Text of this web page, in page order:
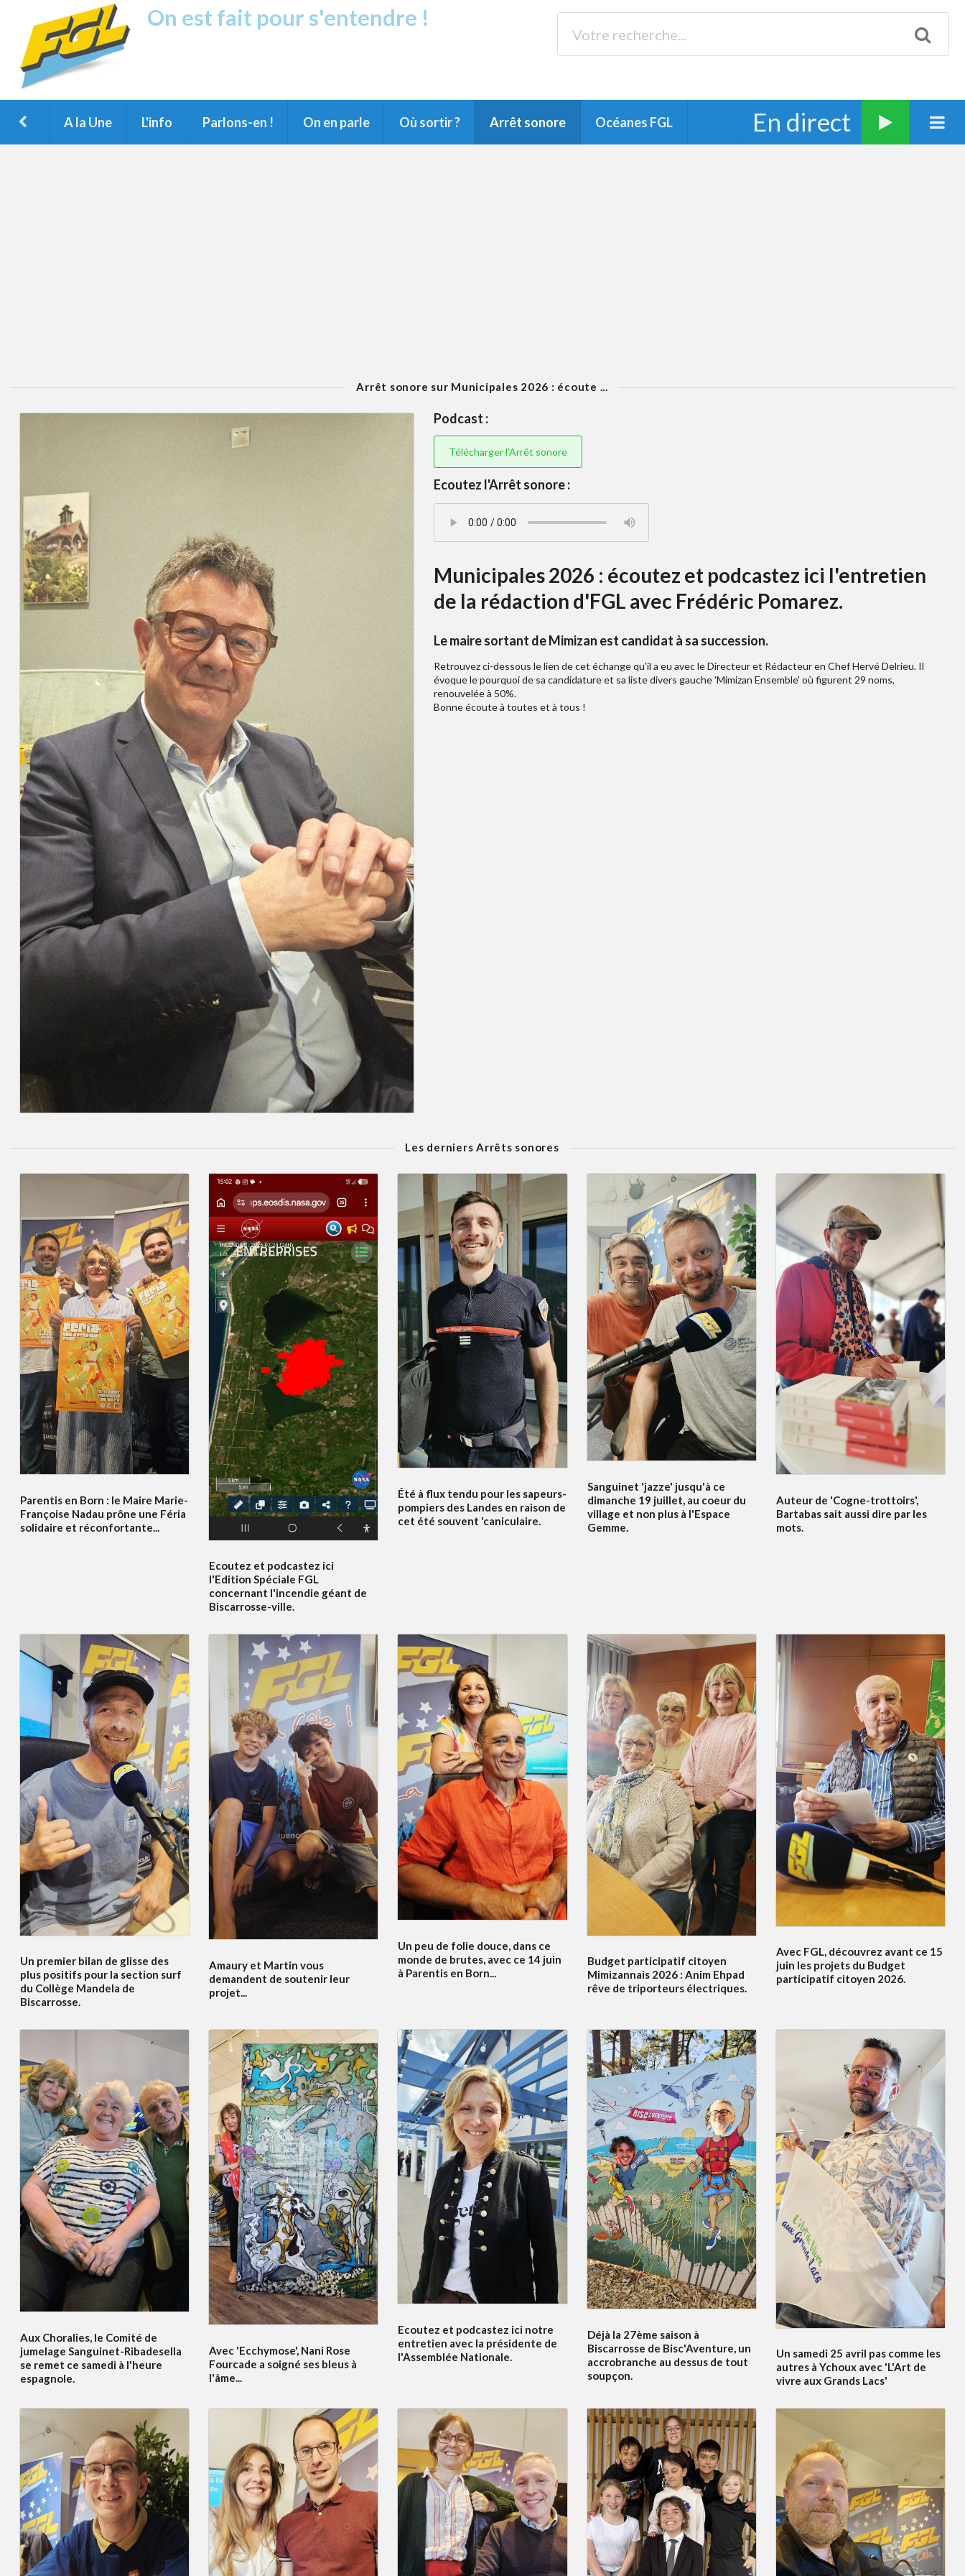
On est fait pour s'entendre !
A la Une L'info Parlons-en ! On en parle Où sortir ? Arrêt sonore Océanes FGL En direct
Arrêt sonore sur Municipales 2026 : écoute ...
Podcast :
Télécharger l'Arrêt sonore
Ecoutez l'Arrêt sonore :
Municipales 2026 : écoutez et podcastez ici l'entretien
de la rédaction d'FGL avec Frédéric Pomarez.
Le maire sortant de Mimizan est candidat à sa succession.
Retrouvez ci-dessous le lien de cet échange qu'il a eu avec le Directeur et Rédacteur en Chef Hervé Delrieu. Il
évoque le pourquoi de sa candidature et sa liste divers gauche 'Mimizan Ensemble' où figurent 29 noms,
renouvelée à 50%.
Bonne écoute à toutes et à tous !
Les derniers Arrêts sonores
Parentis en Born : le Maire Marie-
Françoise Nadau prône une Féria
solidaire et réconfortante...
Ecoutez et podcastez ici
l'Edition Spéciale FGL
concernant l'incendie géant de
Biscarrosse-ville.
Été à flux tendu pour les sapeurs-
pompiers des Landes en raison de
cet été souvent 'caniculaire.
Sanguinet 'jazze' jusqu'à ce
dimanche 19 juillet, au coeur du
village et non plus à l'Espace
Gemme.
Auteur de 'Cogne-trottoirs',
Bartabas sait aussi dire par les
mots.
Un premier bilan de glisse des
plus positifs pour la section surf
du Collège Mandela de
Biscarrosse.
Amaury et Martin vous
demandent de soutenir leur
projet...
Un peu de folie douce, dans ce
monde de brutes, avec ce 14 juin
à Parentis en Born...
Budget participatif citoyen
Mimizannais 2026 : Anim Ehpad
rêve de triporteurs électriques.
Avec FGL, découvrez avant ce 15
juin les projets du Budget
participatif citoyen 2026.
Aux Choralies, le Comité de
jumelage Sanguinet-Ribadesella
se remet ce samedi à l'heure
espagnole.
Avec 'Ecchymose', Nani Rose
Fourcade a soigné ses bleus à
l'âme...
Ecoutez et podcastez ici notre
entretien avec la présidente de
l'Assemblée Nationale.
Déjà la 27ème saison à
Biscarrosse de Bisc'Aventure, un
accrobranche au dessus de tout
soupçon.
Un samedi 25 avril pas comme les
autres à Ychoux avec 'L'Art de
vivre aux Grands Lacs'